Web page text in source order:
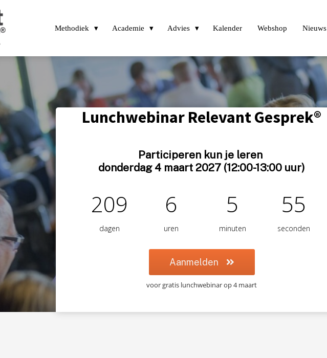
Methodiek Academie Advies Kalender Webshop Nieuws
Lunchwebinar Relevant Gesprek®
Participeren kun je leren
donderdag 4 maart 2027 (12:00-13:00 uur)
209
dagen
6
uren
5
minuten
54
seconden
Aanmelden
voor gratis lunchwebinar op 4 maart